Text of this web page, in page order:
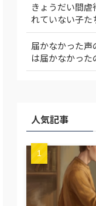
きょうだい間
れていない子た
届かなかった
は届かなかった
人気記事